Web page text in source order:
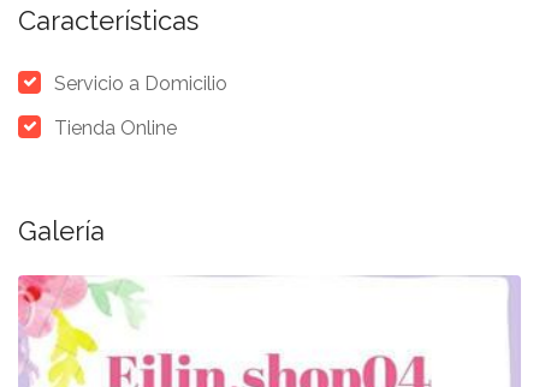
Características
Servicio a Domicilio
Tienda Online
Galería